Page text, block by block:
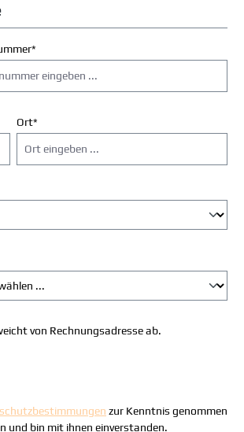
Ort*
von Rechnungsadresse ab.
zur Kenntnis genommen
und bin mit ihnen einverstanden.